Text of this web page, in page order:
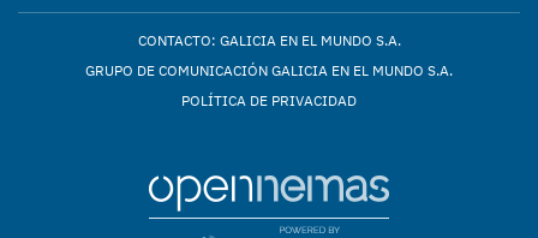
CONTACTO: GALICIA EN EL MUNDO S.A.
GRUPO DE COMUNICACIÓN GALICIA EN EL MUNDO S.A.
POLÍTICA DE PRIVACIDAD